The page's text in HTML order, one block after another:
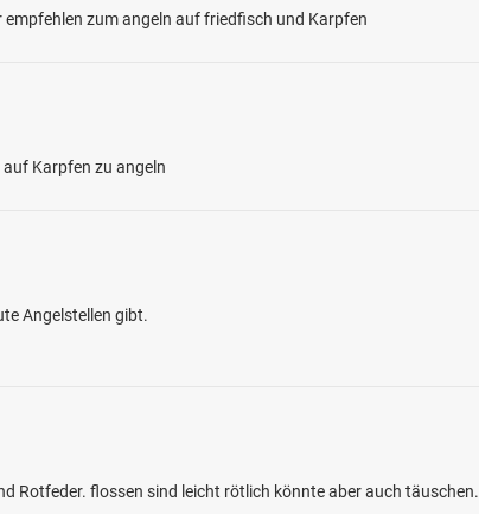
zum angeln auf friedfisch und Karpfen
Karpfen zu angeln
Angelstellen gibt.
Rotfeder. flossen sind leicht rötlich könnte aber auch täuschen.